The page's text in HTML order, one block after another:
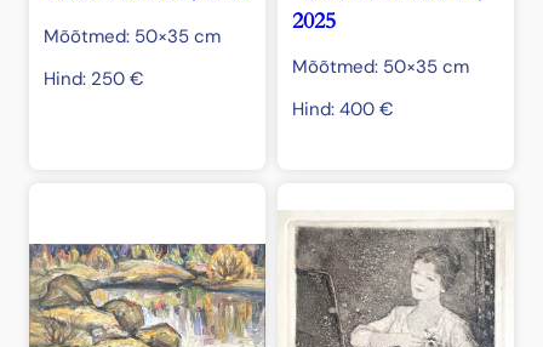
Mõõtmed: 50×35 cm
Hind: 250 €
2025
Mõõtmed: 50×35 cm
Hind:400€